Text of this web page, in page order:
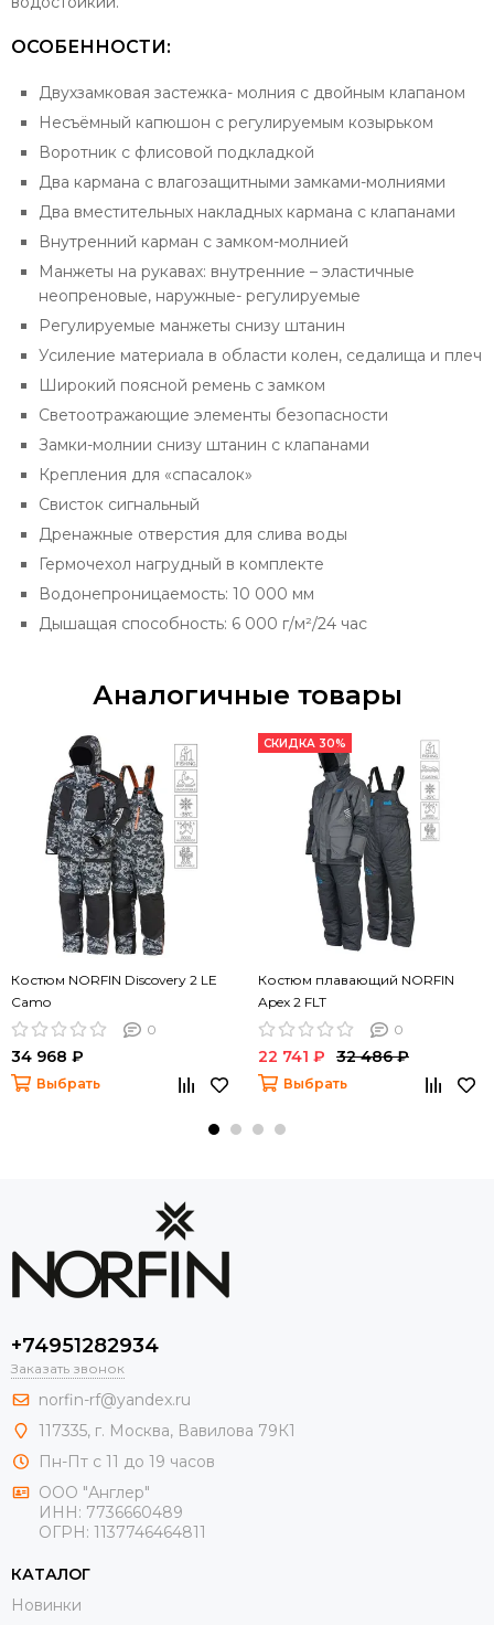
ОСОБЕННОСТИ:
Двухзамковая застежка- молния с двойным клапаном
Несъёмный капюшон с регулируемым козырьком
Воротник с флисовой подкладкой
Два кармана с влагозащитными замками-молниями
Два вместительных накладных кармана с клапанами
Внутренний карман с замком-молнией
Манжеты на рукавах: внутренние – эластичные
неопреновые, наружные- регулируемые
Регулируемые манжеты снизу штанин
Усиление материала в области колен, седалища и плеч
Широкий поясной ремень с замком
Светоотражающие элементы безопасности
Замки-молнии снизу штанин с клапанами
Крепления для «спасалок»
Свисток сигнальный
Дренажные отверстия для слива воды
Гермочехол нагрудный в комплекте
Водонепроницаемость: 10 000 мм
Дышащая способность: 6 000 г/м²/24 час
Аналогичные товары
Костюм NORFIN Discovery 2 LE
Camo
0
34 968 ₽
Выбрать
СКИДКА 30%
Костюм плавающий NORFIN
Apex 2 FLT
0
22 741 ₽ 32 486 ₽
Выбрать
+74951282934
Заказать звонок
norfin-rf@yandex.ru
117335, г. Москва, Вавилова 79К1
Пн-Пт с 11 до 19 часов
ООО "Англер"
ИНН: 7736660489
ОГРН: 1137746464811
КАТАЛОГ
Новинки